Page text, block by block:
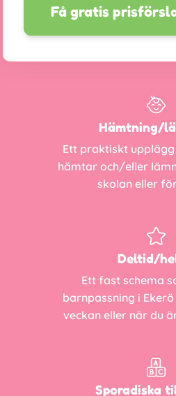
Få gratis
Hämtning/
Ett praktiskt
hämtar och/eller
skolan eller
Deltid/
Ett fast schema
barnpassning i
veckan eller när du
Sporadiska